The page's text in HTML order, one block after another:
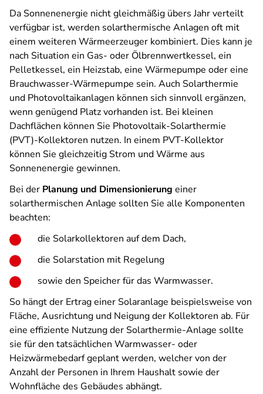
Da Sonnenenergie nicht gleichmäßig übers Jahr verteilt
verfügbar ist, werden solarthermische Anlagen oft mit
einem weiteren Wärmeerzeuger kombiniert. Dies kann je
nach Situation ein Gas- oder Ölbrennwertkessel, ein
Pelletkessel, ein Heizstab, eine Wärmepumpe oder eine
Brauchwasser-Wärmepumpe sein. Auch Solarthermie
und Photovoltaikanlagen können sich sinnvoll ergänzen,
wenn genügend Platz vorhanden ist. Bei kleinen
Dachflächen können Sie Photovoltaik-Solarthermie
(PVT)-Kollektoren nutzen. In einem PVT-Kollektor
können Sie gleichzeitig Strom und Wärme aus
Sonnenenergie gewinnen.
Bei der Planung und Dimensionierung einer
solarthermischen Anlage sollten Sie alle Komponenten
beachten:
die Solarkollektoren auf dem Dach,
die Solarstation mit Regelung
sowie den Speicher für das Warmwasser.
So hängt der Ertrag einer Solaranlage beispielsweise von
Fläche, Ausrichtung und Neigung der Kollektoren ab. Für
eine effiziente Nutzung der Solarthermie-Anlage sollte
sie für den tatsächlichen Warmwasser- oder
Heizwärmebedarf geplant werden, welcher von der
Anzahl der Personen in Ihrem Haushalt sowie der
Wohnfläche des Gebäudes abhängt.